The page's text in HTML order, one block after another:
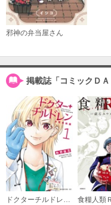
邪神の弁当屋さん
掲載誌「コミックＤ
ドクターチルドレン～小児外科医～